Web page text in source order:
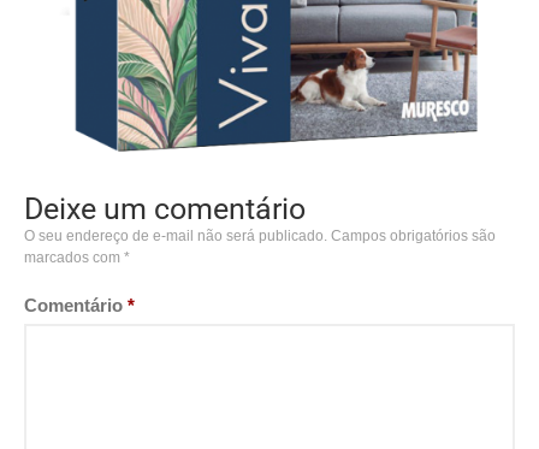
Deixe um comentário
O seu endereço de e-mail não será publicado. Campos obrigatórios são
marcados com *
Comentário *